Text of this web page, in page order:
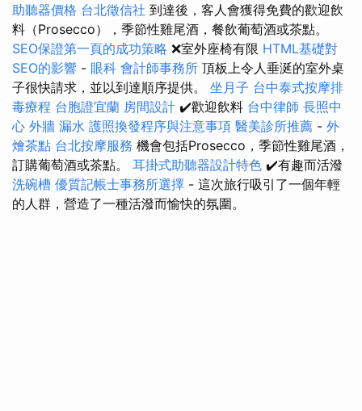
助聽器價格 台北徵信社 到達後，客人會獲得免費的歡迎飲
料（Prosecco），季節性雞尾酒，餐飲葡萄酒或茶點。
SEO保證第一頁的成功策略 ❌室外座椅有限 HTML基礎對
SEO的影響 - 眼科 會計師事務所 頂板上令人垂涎的室外桌
子很快請求，並以到達順序提供。 坐月子 台中泰式按摩排
毒療程 台胞證宜蘭 房間設計 ✔️歡迎飲料 台中律師 長照中
心 外牆 漏水 護照換發程序與注意事項 醫美診所推薦 - 外
燴茶點 台北按摩服務 機會包括Prosecco，季節性雞尾酒，
訂購葡萄酒或茶點。 耳掛式助聽器設計特色 ✔️有趣而活潑
洗碗槽 優質記帳士事務所選擇 - 這次旅行吸引了一個年輕
的人群，營造了一種活潑而愉快的氛圍。